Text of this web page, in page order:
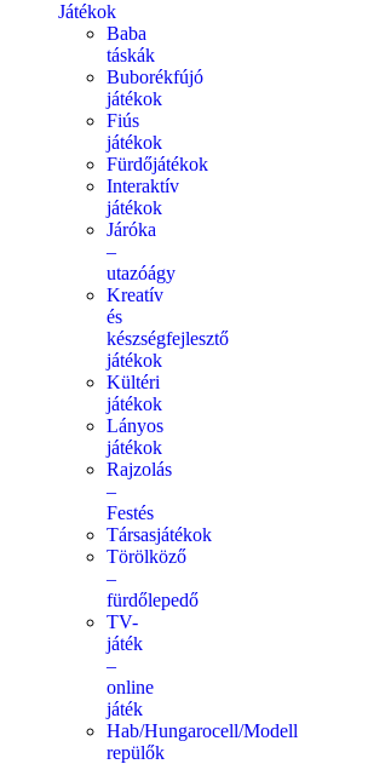
Játékok
Baba
táskák
Buborékfújó
játékok
Fiús
játékok
Fürdőjátékok
Interaktív
játékok
Járóka
–
utazóágy
Kreatív
és
készségfejlesztő
játékok
Kültéri
játékok
Lányos
játékok
Rajzolás
–
Festés
Társasjátékok
Törölköző
–
fürdőlepedő
TV-
játék
–
online
játék
Hab/Hungarocell/Modell
repülők